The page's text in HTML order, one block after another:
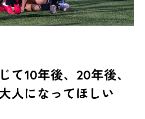
て10年後、20年後、
人になってほしい